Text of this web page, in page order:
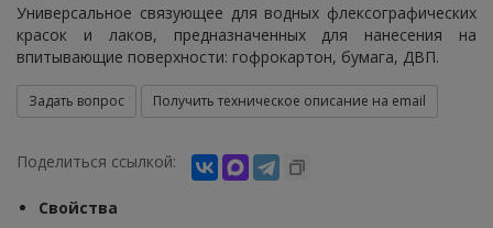
Универсальное связующее для водных флексографических
красок и лаков, предназначенных для нанесения на
впитывающие поверхности: гофрокартон, бумага, ДВП.
Задать вопрос Получить техническое описание на email
Поделиться ссылкой:
Свойства